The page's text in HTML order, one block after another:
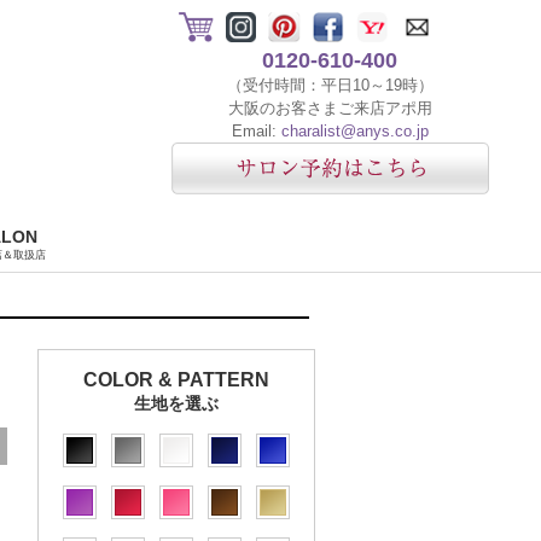
0120-610-400
（受付時間：平日10～19時）
大阪のお客さまご来店アポ用
Email: charalist@anys.co.jp
＆取扱店
COLOR & PATTERN
生地を選ぶ